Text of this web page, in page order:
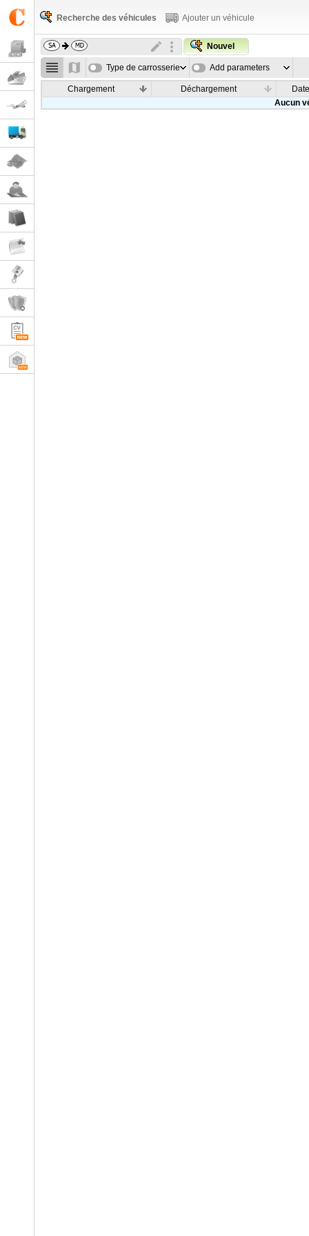
Recherche des véhicules Ajouter un véhicule
Nouvel
Type de carrosserie Add parameters
Chargement Déchargement
Aucun